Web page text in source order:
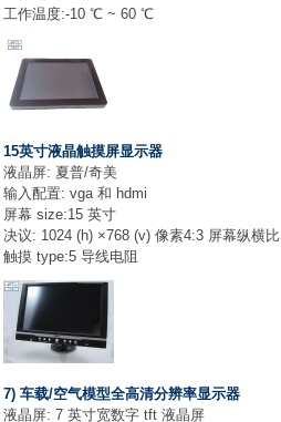
工作温度:-10 ℃ ~ 60 ℃
15英寸液晶触摸屏显示器
液晶屏: 夏普/奇美
输入配置: vga 和 hdmi
屏幕 size:15 英寸
决议: 1024 (h) ×768 (v) 像素4:3 屏幕纵横比
触摸 type:5 导线电阻
7) 车载/空气模型全高清分辨率显示器
液晶屏: 7 英寸宽数字 tft 液晶屏